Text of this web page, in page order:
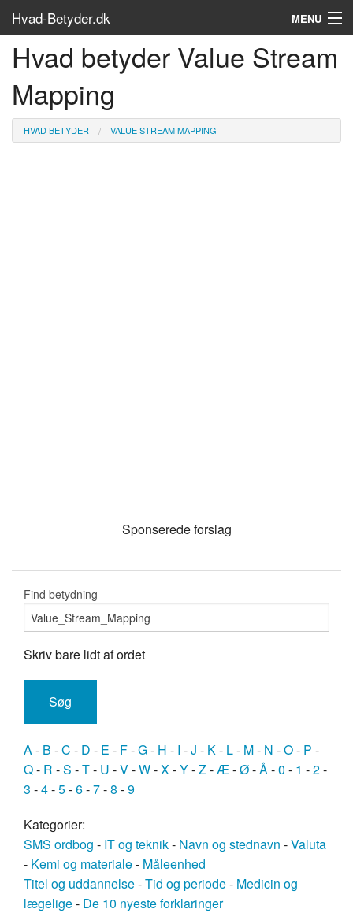
Hvad-Betyder.dk MENU
Om siden
Søg...
Find bøger
Hvad betyder Value Stream
Mapping
HVAD BETYDER VALUE STREAM MAPPING
Sponserede forslag
Find betydning
Skriv bare lidt af ordet
A- B -C - D - E - F-G- H - I -J - K- L- M- N -O- P -
Q- R -S -T- U -V-W-X-Y-Z-Æ-Ø-Å-0 - 1 -2-
3 -4-5-6-7-8 -9
Kategorier:
SMS ordbog - IT og teknik- Navn og stednavn -Valuta
- Kemi og materiale- Måleenhed
Titel og uddannelse-Tid og periode- Medicin og
lægelige- De 10 nyeste forklaringer